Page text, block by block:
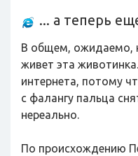
... а теперь
В общем, ожидаемо,
живет эта
интернета, потому
с фалангу пальца
нереально.
По происхождению